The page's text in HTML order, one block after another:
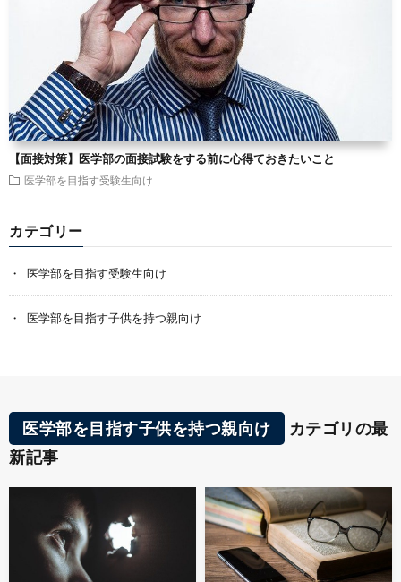
【面接対策】医学部の面接試験をする前に心得ておきたいこと
医学部を目指す受験生向け
カテゴリー
医学部を目指す受験生向け
医学部を目指す子供を持つ親向け
医学部を目指す子供を持つ親向け
カテゴリの最
新記事